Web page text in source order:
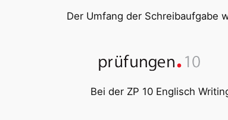
Der Umfang der Schreibaufgabe
Bei der ZP 10 Englisch